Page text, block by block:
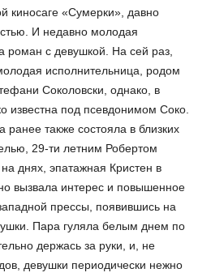
киносаге «Сумерки», давно
И недавно молодая
роман с девушкой. На сей раз,
исполнительница, родом
Соколовски, однако, в
известна под псевдонимом Соко.
ранее также состояла в близких
29-ти летним Робертом
днях, эпатажная Кристен в
вызвала интерес и повышенное
прессы, появившись на
Пара гуляла белым днем по
держась за руки, и, не
девушки периодически нежно